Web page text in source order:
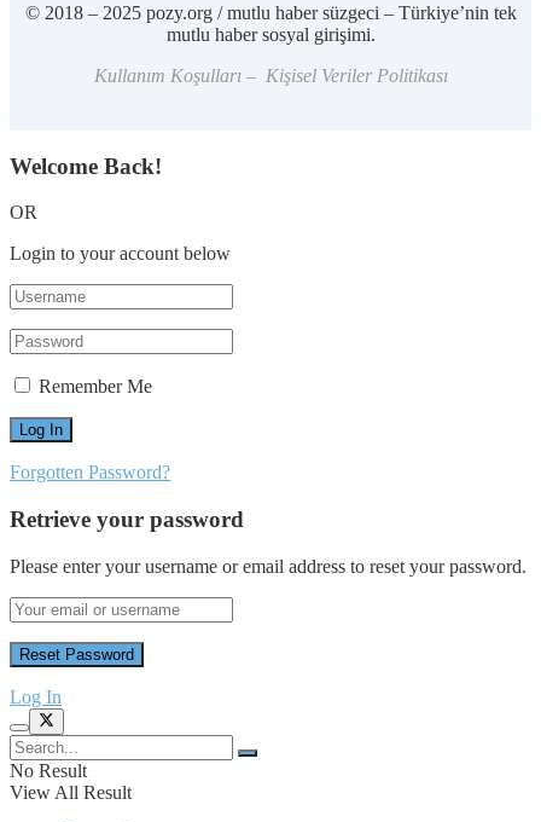
© 2018 – 2025 pozy.org / mutlu haber süzgeci – Türkiye’nin tek
mutlu haber sosyal girişimi.
Kullanım Koşulları – Kişisel Veriler Politikası
Welcome Back!
OR
Login to your account below
Remember Me
Forgotten Password?
Retrieve your password
Please enter your username or email address to reset your password.
Log In
No Result
View All Result